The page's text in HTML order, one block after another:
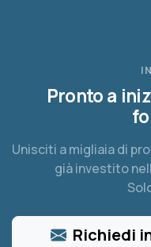
Pronto a
Unisciti a migliaia di
già investito
Richiedi